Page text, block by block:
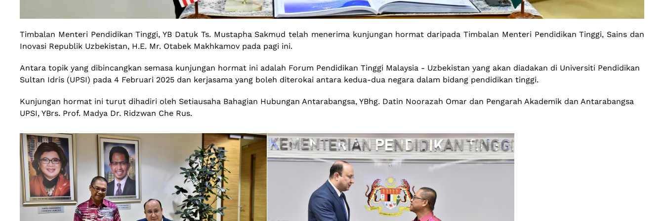
Timbalan Menteri Pendidikan Tinggi, YB Datuk Ts. Mustapha Sakmud telah menerima kunjungan hormat daripada Timbalan Menteri Pendidikan Tinggi, Sains dan
Inovasi Republik Uzbekistan, H.E. Mr. Otabek Makhkamov pada pagi ini.
Antara topik yang dibincangkan semasa kunjungan hormat ini adalah Forum Pendidikan Tinggi Malaysia - Uzbekistan yang akan diadakan di Universiti Pendidikan
Sultan Idris (UPSI) pada 4 Februari 2025 dan kerjasama yang boleh diterokai antara kedua-dua negara dalam bidang pendidikan tinggi.
Kunjungan hormat ini turut dihadiri oleh Setiausaha Bahagian Hubungan Antarabangsa, YBhg. Datin Noorazah Omar dan Pengarah Akademik dan Antarabangsa
UPSI, YBrs. Prof. Madya Dr. Ridzwan Che Rus.